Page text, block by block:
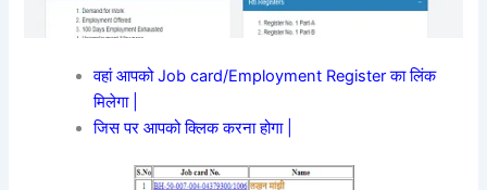
वहां आपको Job card/Employment Register का लिंक
मिलेगा |
जिस पर आपको क्लिक करना होगा |